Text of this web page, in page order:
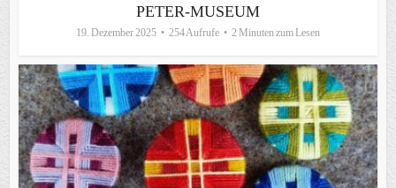
PETER-MUSEUM
19. Dezember 2025 254 Aufrufe 2 Minuten zum Lesen